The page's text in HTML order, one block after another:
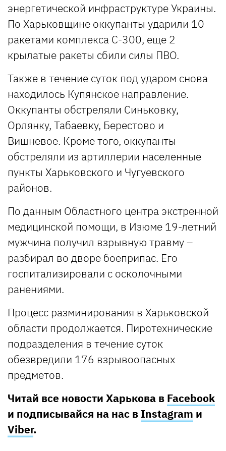
энергетической инфраструктуре Украины.
По Харьковщине оккупанты ударили 10
ракетами комплекса С-300, еще 2
крылатые ракеты сбили силы ПВО.
Также в течение суток под ударом снова
находилось Купянское направление.
Оккупанты обстреляли Синьковку,
Орлянку, Табаевку, Берестово и
Вишневое. Кроме того, оккупанты
обстреляли из артиллерии населенные
пункты Харьковского и Чугуевского
районов.
По данным Областного центра экстренной
медицинской помощи, в Изюме 19-летний
мужчина получил взрывную травму –
разбирал во дворе боеприпас. Его
госпитализировали с осколочными
ранениями.
Процесс разминирования в Харьковской
области продолжается. Пиротехнические
подразделения в течение суток
обезвредили 176 взрывоопасных
предметов.
Читай все новости Харькова в Facebook
и подписывайся на нас в Instagram и
Viber.